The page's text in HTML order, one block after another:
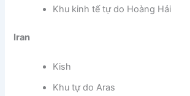
Khu kinh tế tự do Hoàng Hải
Iran
Kish
Khu tự do Aras